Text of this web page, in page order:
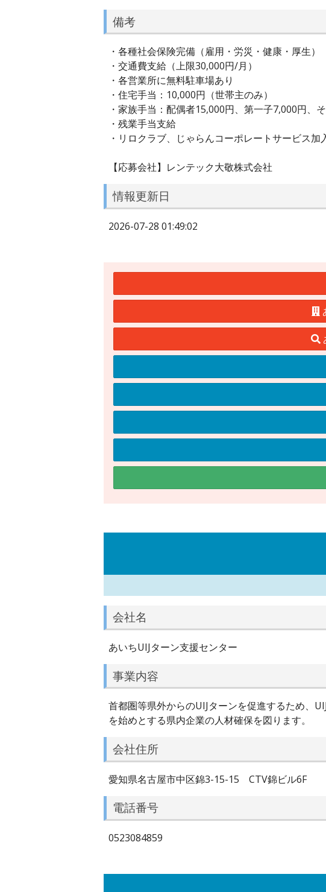
備考
・各種社会保険完備（雇用・労災・健康・厚生）
・交通費支給（上限30,000円/月）
・各営業所に無料駐車場あり
・住宅手当：10,000円（世帯主のみ）
・家族手当：配偶者15,000円、第一子7,000円、
・残業手当支給
・リロクラブ、じゃらんコーポレートサービス加
【応募会社】レンテック大敬株式会社
情報更新日
2026-07-28 01:49:02
会社名
あいちUIJターン支援センター
事業内容
首都圏等県外からのUIJターンを促進するため、
を始めとする県内企業の人材確保を図ります。
会社住所
愛知県名古屋市中区錦3-15-15 CTV錦ビル6F
電話番号
0523084859